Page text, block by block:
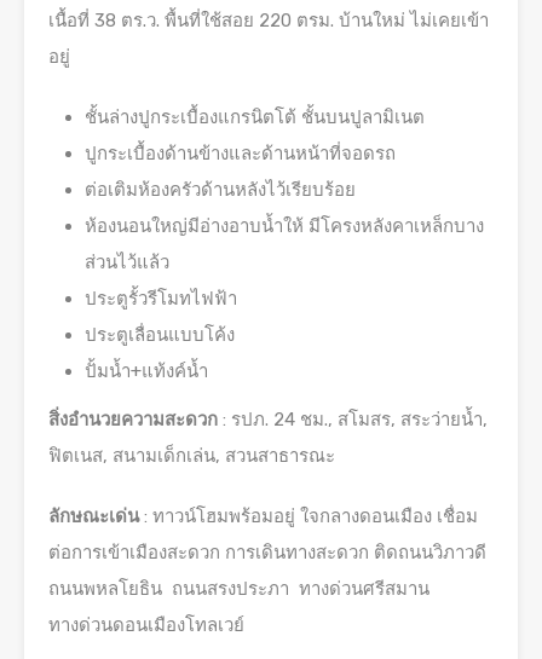
เนื้อที่ 38 ตร.ว. พื้นที่ใช้สอย 220 ตรม. บ้านใหม่ ไม่เคยเข้า
อยู่
ชั้นล่างปูกระเบื้องแกรนิตโต้ ชั้นบนปูลามิเนต
ปูกระเบื้องด้านข้างและด้านหน้าที่จอดรถ
ต่อเติมห้องครัวด้านหลังไว้เรียบร้อย
ห้องนอนใหญ่มีอ่างอาบน้ำให้ มีโครงหลังคาเหล็กบาง
ส่วนไว้แล้ว
ประตูรั้วรีโมทไฟฟ้า
ประตูเลื่อนแบบโค้ง
ปั้มน้ำ+แท้งค์น้ำ
สิ่งอำนวยความสะดวก : รปภ. 24 ชม., สโมสร, สระว่ายน้ำ,
ฟิตเนส, สนามเด็กเล่น, สวนสาธารณะ
ลักษณะเด่น: ทาวน์โฮมพร้อมอยู่ ใจกลางดอนเมือง เชื่อม
ต่อการเข้าเมืองสะดวก การเดินทางสะดวก ติดถนนวิภาวดี
ถนนพหลโยธิน ถนนสรงประภา ทางด่วนศรีสมาน
ทางด่วนดอนเมืองโทลเวย์